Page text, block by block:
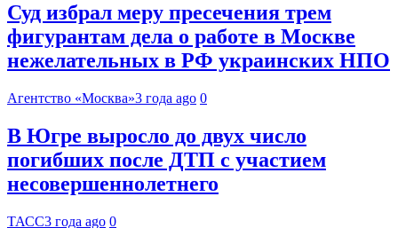
Суд избрал меру пресечения трем
фигурантам дела о работе в Москве
нежелательных в РФ украинских НПО
Агентство «Москва»3 года ago 0
В Югре выросло до двух число
погибших после ДТП с участием
несовершеннолетнего
ТАСС3 года ago 0